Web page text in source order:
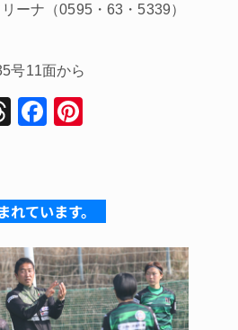
ーナ（0595・63・5339）
号11面から
T
a
d
s
F
e
b
o
o
k
e
st
ています。